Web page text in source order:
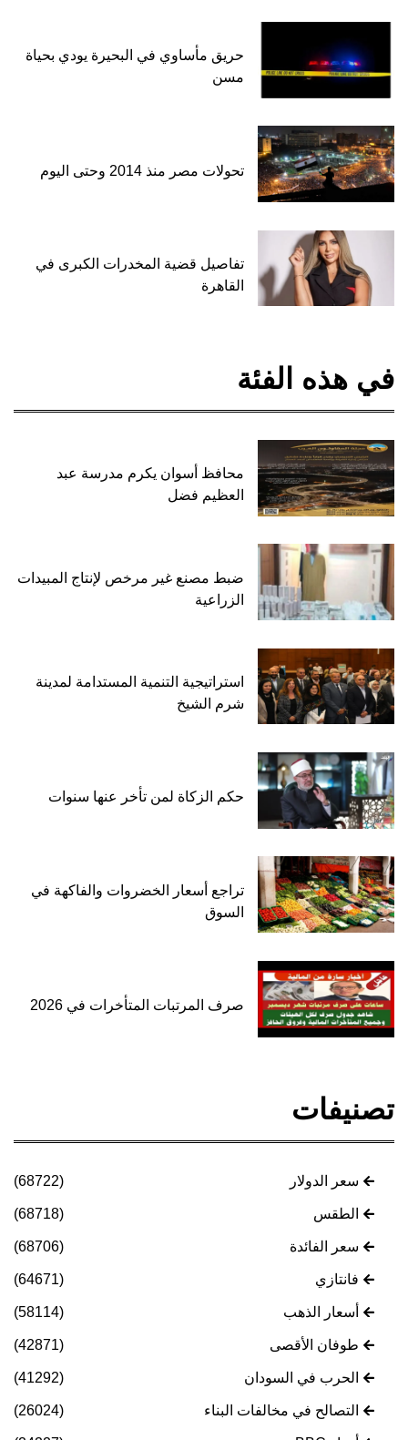
حريق مأساوي في البحيرة يودي بحياة
مسن
تحولات مصر منذ 2014 وحتى اليوم
تفاصيل قضية المخدرات الكبرى في
القاهرة
في هذه الفئة
محافظ أسوان يكرم مدرسة عبد
العظيم فضل
ضبط مصنع غير مرخص لإنتاج المبيدات
الزراعية
استراتيجية التنمية المستدامة لمدينة
شرم الشيخ
حكم الزكاة لمن تأخر عنها سنوات
تراجع أسعار الخضروات والفاكهة في
السوق
صرف المرتبات المتأخرات في 2026
تصنيفات
سعر الدولار (68722)
الطقس (68718)
سعر الفائدة (68706)
فانتازي (64671)
أسعار الذهب (58114)
طوفان الأقصى (42871)
الحرب في السودان (41292)
التصالح في مخالفات البناء (26024)